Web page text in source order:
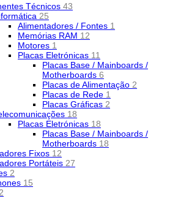
Técnicos 43
25
Alimentadores / Fontes 1
Memórias RAM 12
Motores 1
Placas Eletrónicas 11
Placas Base / Mainboards /
Motherboards 6
Placas de Alimentação 2
Placas de Rede 1
Placas Gráficas 2
18
Placas Eletrónicas 18
Placas Base / Mainboards /
Motherboards 18
Fixos 12
Portáteis 27
2
15
2